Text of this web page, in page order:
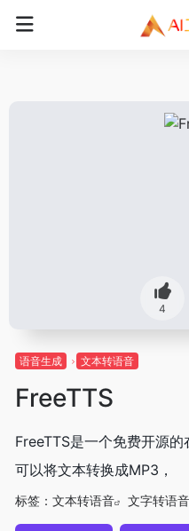
4
语音生成 文本转语音
FreeTTS
FreeTTS是一个免费开源的
可以将文本转换成MP3，
标签： 文本转语音 文字转语音